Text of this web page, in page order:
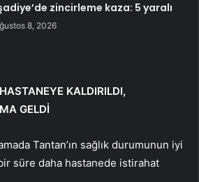
zincirleme kaza: 5 yaralı
8, 2026
KALDIRILDI,
GELDİ
Tantan’ın sağlık durumunun iyi
süre daha hastanede istirahat